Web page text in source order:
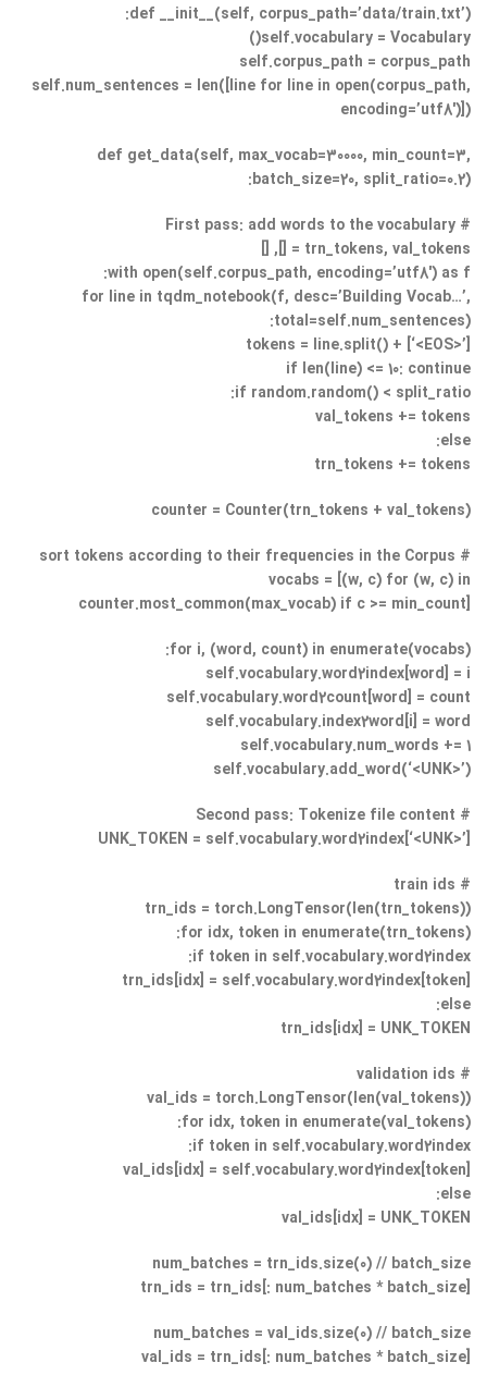
def __init__(self, corpus_path=’data/train.txt’):
self.vocabulary = Vocabulary()
self.corpus_path = corpus_path
self.num_sentences = len([line for line in open(corpus_path,
encoding=’utf8′)])
def get_data(self, max_vocab=30000, min_count=3,
batch_size=20, split_ratio=0.2):
# First pass: add words to the vocabulary
trn_tokens, val_tokens = [], []
with open(self.corpus_path, encoding=’utf8′) as f:
for line in tqdm_notebook(f, desc=’Building Vocab…’,
total=self.num_sentences):
tokens = line.split() + [‘<EOS>’]
if len(line) <= 10: continue
if random.random() < split_ratio:
val_tokens += tokens
else:
trn_tokens += tokens
counter = Counter(trn_tokens + val_tokens)
# sort tokens according to their frequencies in the Corpus
vocabs = [(w, c) for (w, c) in
counter.most_common(max_vocab) if c >= min_count]
for i, (word, count) in enumerate(vocabs):
self.vocabulary.word2index[word] = i
self.vocabulary.word2count[word] = count
self.vocabulary.index2word[i] = word
self.vocabulary.num_words += 1
self.vocabulary.add_word(‘<UNK>’)
# Second pass: Tokenize file content
UNK_TOKEN = self.vocabulary.word2index[‘<UNK>’]
# train ids
trn_ids = torch.LongTensor(len(trn_tokens))
for idx, token in enumerate(trn_tokens):
if token in self.vocabulary.word2index:
trn_ids[idx] = self.vocabulary.word2index[token]
else:
trn_ids[idx] = UNK_TOKEN
# validation ids
val_ids = torch.LongTensor(len(val_tokens))
for idx, token in enumerate(val_tokens):
if token in self.vocabulary.word2index:
val_ids[idx] = self.vocabulary.word2index[token]
else:
val_ids[idx] = UNK_TOKEN
num_batches = trn_ids.size(0) // batch_size
trn_ids = trn_ids[: num_batches * batch_size]
num_batches = val_ids.size(0) // batch_size
val_ids = trn_ids[: num_batches * batch_size]